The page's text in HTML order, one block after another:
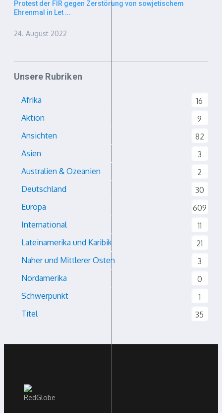
Protest der FIR gegen Zerstörung von sowjetischem
Ehrenmal in Let ...
24. August 2022
Unsere Rubriken
Afrika
16
Aktion
9
Ansichten
82
Asien
3
Australien & Ozeanien
2
Deutschland
30
Europa
609
International
11
Lateinamerika und Karibik
21
Naher und Mittlerer Osten
3
Nordamerika
0
Schwerpunkt
1
Titel
35